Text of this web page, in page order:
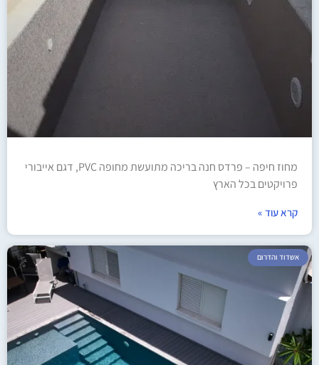
מחוז חיפה – פרדס חנה בריכה מתועשת מחופה PVC, דגם אייבורי
פרויקטים בכל הארץ
קרא עוד »
אשדוד והדרום